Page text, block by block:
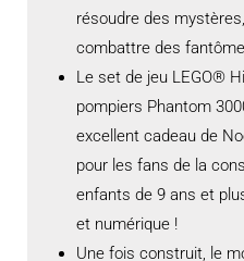
résoudre des
combattre des
Le set de jeu LEGO®
pompiers Phantom
excellent cadeau de
pour les fans de la
enfants de 9 ans et
et numérique !
Une fois construit, le